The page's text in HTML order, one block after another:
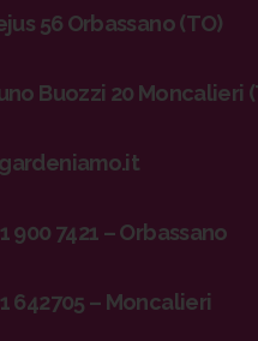
56 Orbassano (TO)
Buozzi 20 Moncalieri
900 7421 – Orbassano
642705 – Moncalieri